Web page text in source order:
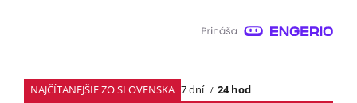
NAJČÍTANEJŠIE ZO SLOVENSKA 7 dní
24 hod